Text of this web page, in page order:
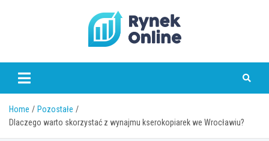
www.rynekonline.pl
Home
Pozostałe
Dlaczego warto skorzystać z wynajmu kserokopiarek we Wrocławiu?